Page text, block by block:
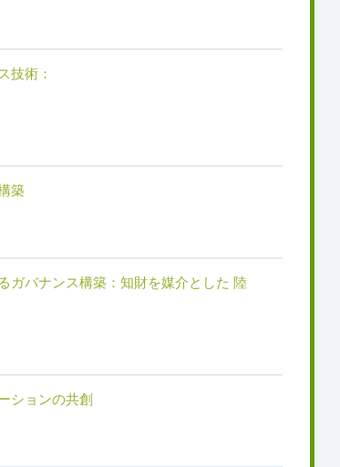
技術：
築
ガバナンス構築：知財を媒介とした 陸
ションの共創